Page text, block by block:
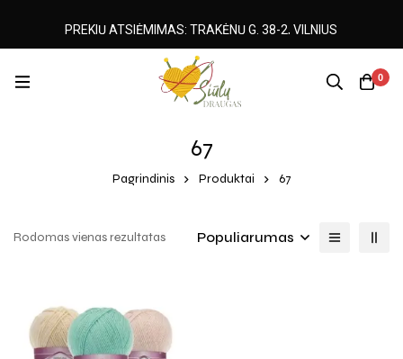
0
67
Pagrindinis Produktai 67
Rodomas vienas rezultatas Populiarumas
PREKIŲ ATSIĖMIMAS: TRAKĖNŲ G. 38-2, VILNIUS